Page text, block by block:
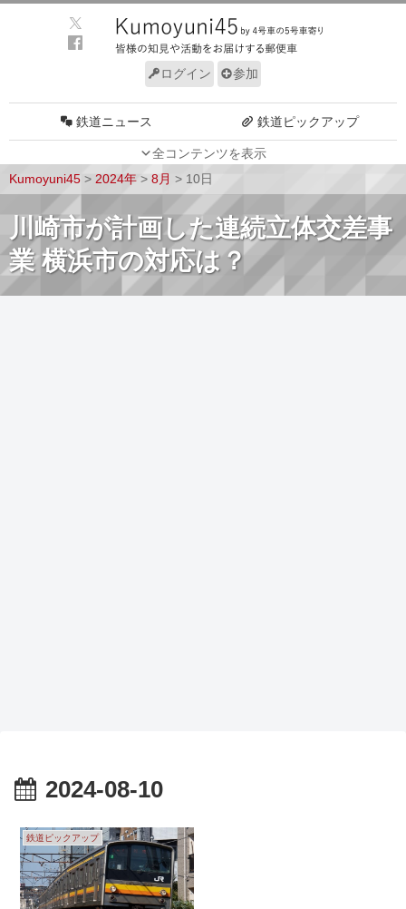
ログイン 参加
全コンテンツを表示
鉄道ニュース 鉄道ピックアップ
車両技術 路線探訪
ルール サイトについて
Kumoyuni45 > 2024年 > 8月 > 10日
川崎市が計画した連続立体交差事
業 横浜市の対応は？
2024-08-10
鉄道ピックアップ